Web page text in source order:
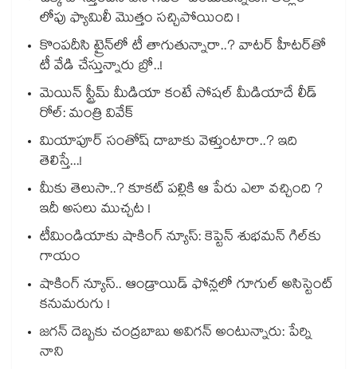
లోపు ఫ్యామిలీ మొత్తం సచ్చిపోయింది !
కొంపదీసి ట్రైన్⁬లో టీ తాగుతున్నారా..? వాటర్ హీటర్⁭⁭తో
టీ వేడి చేస్తున్నారు బ్రో..!
మెయిన్ స్ట్రీమ్ మీడియా కంటే సోషల్ మీడియాదే లీడ్
రోల్: మంత్రి వివేక్
మియాపూర్ సంతోష్ దాబాకు వెళ్తుంటారా..? ఇది
తెలిస్తే...!
మీకు తెలుసా..? కూకట్ పల్లికి ఆ పేరు ఎలా వచ్చింది ?
ఇదీ అసలు ముచ్చట !
టీమిండియాకు షాకింగ్ న్యూస్: కెప్టెన్ శుభమన్ గిల్‎కు
గాయం
షాకింగ్ న్యూస్.. ఆండ్రాయిడ్ ఫోన్లలో గూగుల్ అసిస్టెంట్
కనుమరుగు !
జగన్ దెబ్బకు చంద్రబాబు అవిగన్ అంటున్నారు: పేర్ని
నాని